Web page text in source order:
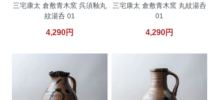
三宅康太 倉敷青木窯 呉須釉丸
紋湯呑 01
4,290円
三宅康太 倉敷青木窯 丸紋湯呑
01
4,290円